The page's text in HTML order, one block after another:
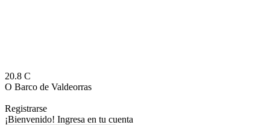
20.8 C
O Barco de Valdeorras
Registrarse
¡Bienvenido! Ingresa en tu cuenta